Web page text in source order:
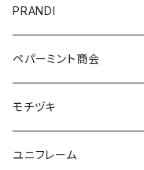
PRANDI
ペパーミント商会
モチヅキ
ユニフレーム